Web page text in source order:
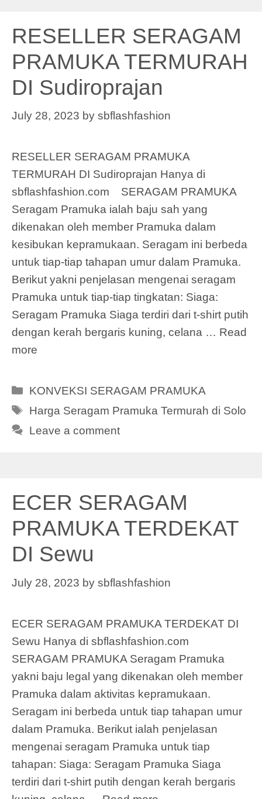
RESELLER SERAGAM
PRAMUKA TERMURAH
DI Sudiroprajan
July 28, 2023 by sbflashfashion
RESELLER SERAGAM PRAMUKA
TERMURAH DI Sudiroprajan Hanya di
sbflashfashion.com SERAGAM PRAMUKA
Seragam Pramuka ialah baju sah yang
dikenakan oleh member Pramuka dalam
kesibukan kepramukaan. Seragam ini berbeda
untuk tiap-tiap tahapan umur dalam Pramuka.
Berikut yakni penjelasan mengenai seragam
Pramuka untuk tiap-tiap tingkatan: Siaga:
Seragam Pramuka Siaga terdiri dari t-shirt putih
dengan kerah bergaris kuning, celana … Read
more
Categories
KONVEKSI SERAGAM PRAMUKA
Tags
Harga Seragam Pramuka Termurah di Solo
Leave a comment
ECER SERAGAM
PRAMUKA TERDEKAT
DI Sewu
July 28, 2023 by sbflashfashion
ECER SERAGAM PRAMUKA TERDEKAT DI
Sewu Hanya di sbflashfashion.com
SERAGAM PRAMUKA Seragam Pramuka
yakni baju legal yang dikenakan oleh member
Pramuka dalam aktivitas kepramukaan.
Seragam ini berbeda untuk tiap tahapan umur
dalam Pramuka. Berikut ialah penjelasan
mengenai seragam Pramuka untuk tiap
tahapan: Siaga: Seragam Pramuka Siaga
terdiri dari t-shirt putih dengan kerah bergaris